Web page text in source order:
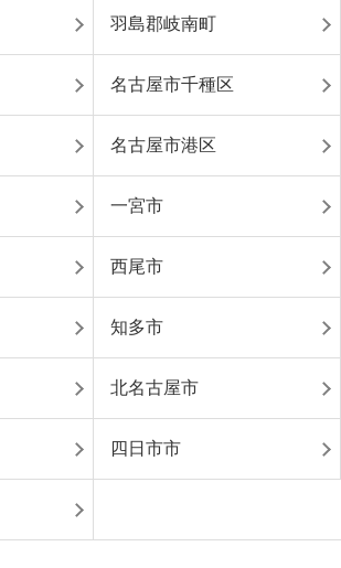
羽島郡岐南町
名古屋市千種区
名古屋市港区
一宮市
西尾市
知多市
北名古屋市
四日市市